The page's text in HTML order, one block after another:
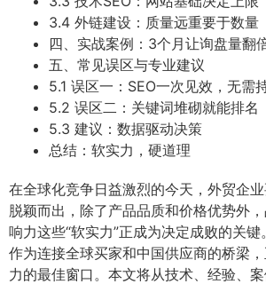
3.4 外链建设：质量远重要于数量
四、实战案例：3个月让询盘量翻
五、常见误区与专业建议
5.1 误区一：SEO一次见效，无需
5.2 误区二：关键词堆砌就能排名
5.3 建议：数据驱动决策
总结：软实力，硬道理
在全球化竞争日益激烈的今天，外贸企
脱颖而出，除了产品品质和价格优势外
响力这些“软实力”正成为决定成败的关键
作为连接全球买家和中国供应商的桥梁
力的最佳窗口。本文将从技术、经验、